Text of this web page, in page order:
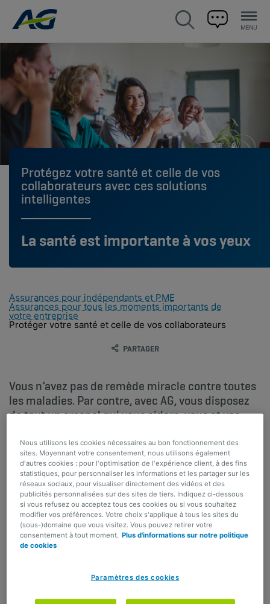
Protégez votre santé et celle de vos
collaborateurs avec ces solutions
intelligentes
La santé est importante à vos yeux
Assurances pour indépendants et PME
Assurances pour tous les moments importants de
votre entreprise
Protéger votre santé et celle de vos collaborateurs
PARTAGER
Vous n’avez pas de remède miracle contre toutes
les maladies. Par contre, avec AG, vous disposez
de tout un arsenal qui vous aidera, vous et vos
rétablissement.
Plus besoin de vous inquiéter de l’impact
financier d’une absence due à une maladie ou un
accident.
Nous utilisons les cookies nécessaires au bon fonctionnement des
sites. Moyennant votre consentement, nous utilisons également
d'autres cookies : pour l'optimisation de l'expérience client, à des fins
statistiques, pour personnaliser les informations et les partager sur les
réseaux sociaux, pour visualiser directement des vidéos et des
publicités personnalisées sur des sites de tiers. Indiquez ci-dessous
si vous refusez ou acceptez tous ces cookies ou si vous souhaitez
modifier vos préférences. Votre choix s'applique à tous les sites du
(sous-)domaine que vous visitez. Vous pouvez retirer votre
consentement à tout moment. Plus d'informations sur notre politique
de cookies
Paramètres des cookies